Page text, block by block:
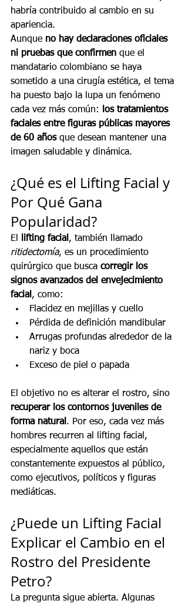
habría contribuido al cambio en su
apariencia.
Aunque no hay declaraciones oficiales
ni pruebas que confirmen que el
mandatario colombiano se haya
sometido a una cirugía estética, el tema
ha puesto bajo la lupa un fenómeno
cada vez más común:
los tratamientos
faciales entre figuras públicas mayores
de 60 años que desean mantener una
imagen saludable y dinámica.
¿Qué es el Lifting Facial y
Por Qué Gana
Popularidad?
El lifting facial , también llamado
ritidectomía, es un procedimiento
quirúrgico que busca corregir los
signos avanzados del envejecimiento
facial , como:
Flacidez en mejillas y cuello
Pérdida de definición mandibular
Arrugas profundas alrededor de la
nariz y boca
Exceso de piel o papada
El objetivo no es alterar el rostro, sino
recuperar los contornos juveniles de
forma natural . Por eso, cada vez más
hombres recurren al lifting facial,
especialmente aquellos que están
constantemente expuestos al público,
como ejecutivos, políticos y figuras
mediáticas.
¿Puede un Lifting Facial
Explicar el Cambio en el
Rostro del Presidente
Petro?
La pregunta sigue abierta. Algunas